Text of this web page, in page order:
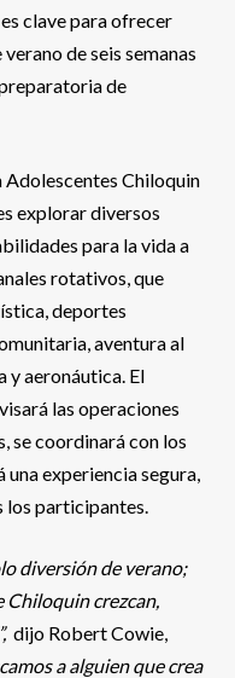
clave para ofrecer
de seis semanas
de
Adolescentes Chiloquin
explorar diversos
para la vida a
rotativos, que
deportes
aventura al
aeronáutica. El
las operaciones
se coordinará con los
experiencia segura,
los participantes.
diversión de verano;
Chiloquin crezcan,
dijo Robert Cowie,
a alguien que crea